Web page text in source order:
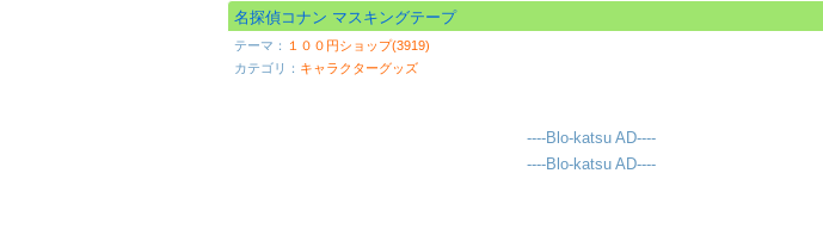
名探偵コナン マスキングテープ
テーマ：
１００円ショップ(3919)
カテゴリ： キャラクターグッズ
----Blo-katsu AD----
----Blo-katsu AD----